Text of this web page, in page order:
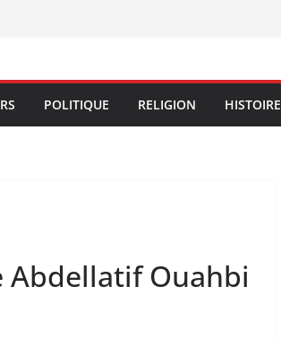
POLITIQUE RELIGION HISTOIRE
Abdellatif Ouahbi